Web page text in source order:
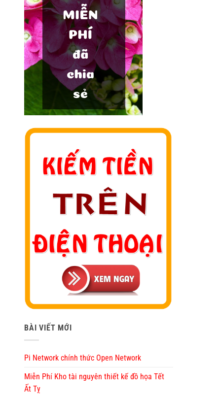
BÀI VIẾT MỚI
Pi Network chính thức Open Network
Miễn Phí Kho tài nguyên thiết kế đồ họa Tết
Ất Tỵ